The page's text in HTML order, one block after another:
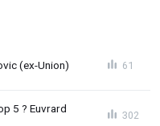
(ex-Union) 61
5 ? Euvrard
302